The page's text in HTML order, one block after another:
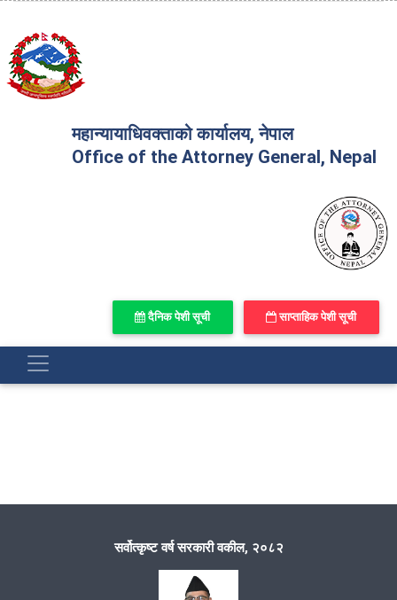
महान्यायाधिवक्ताको कार्यालय, नेपाल
Office of the Attorney General, Nepal
दैनिक पेशी सूची साप्ताहिक पेशी सूची
सर्वोत्कृष्ट वर्ष सरकारी वकील, २०८२